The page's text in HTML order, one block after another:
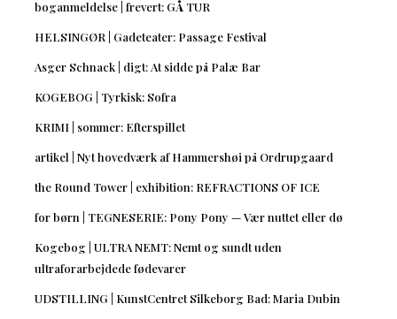
boganmeldelse | frevert: GÅ TUR
HELSINGØR | Gadeteater: Passage Festival
Asger Schnack | digt: At sidde på Palæ Bar
KOGEBOG | Tyrkisk: Sofra
KRIMI | sommer: Efterspillet
artikel | Nyt hovedværk af Hammershøi på Ordrupgaard
the Round Tower | exhibition: REFRACTIONS OF ICE
for børn | TEGNESERIE: Pony Pony — Vær nuttet eller dø
Kogebog | ULTRA NEMT: Nemt og sundt uden
ultraforarbejdede fødevarer
UDSTILLING | KunstCentret Silkeborg Bad: Maria Dubin